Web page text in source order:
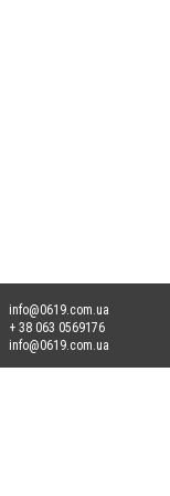
info@0619.com.ua
+ 38 063 0569176
info@0619.com.ua